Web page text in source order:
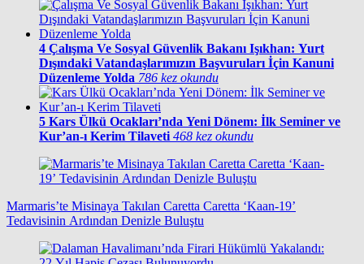
4 Çalışma Ve Sosyal Güvenlik Bakanı Işıkhan: Yurt
Dışındaki Vatandaşlarımızın Başvuruları İçin Kanuni
Düzenleme Yolda 786 kez okundu
5 Kars Ülkü Ocakları’nda Yeni Dönem: İlk Seminer ve
Kur’an-ı Kerim Tilaveti 468 kez okundu
Marmaris’te Misinaya Takılan Caretta Caretta ‘Kaan-19’
Tedavisinin Ardından Denizle Buluştu